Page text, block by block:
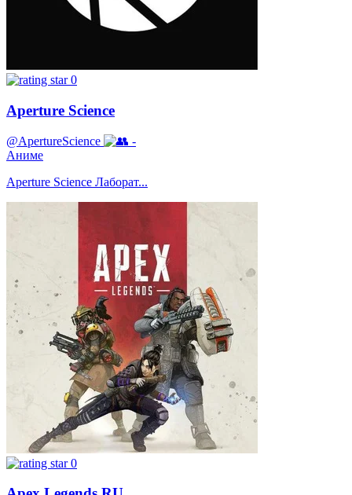
0
Aperture Science
@ApertureScience
-
Аниме
Aperture Science Лаборат...
0